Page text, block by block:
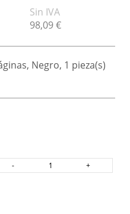
Sin IVA
98,09€
Negro, 1 pieza(s)